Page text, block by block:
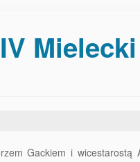
Gackiem i wicestarostą